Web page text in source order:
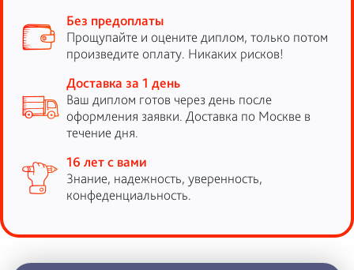
Без предоплаты
Прощупайте и оцените диплом, только потом
произведите оплату. Никаких рисков!
Доставка за 1 день
Ваш диплом готов через день после
оформления заявки. Доставка по Москве в
течение дня.
16 лет с вами
Знание, надежность, уверенность,
конфеденциальность.